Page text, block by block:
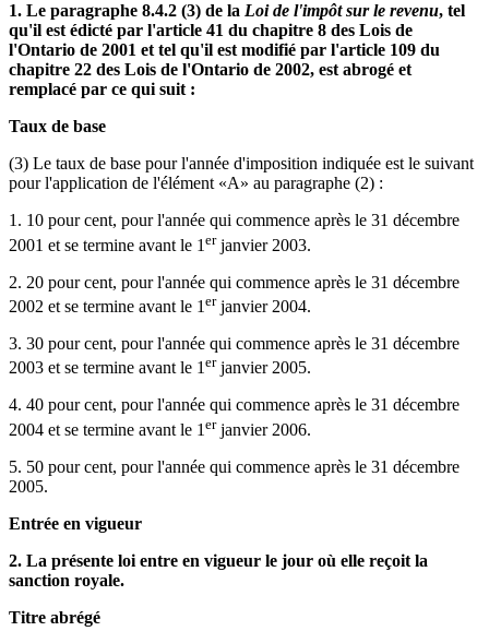
1. Le paragraphe 8.4.2 (3) de la Loi de l'impôt sur le revenu, tel
qu'il est édicté par l'article 41 du chapitre 8 des Lois de
l'Ontario de 2001 et tel qu'il est modifié par l'article 109 du
chapitre 22 des Lois de l'Ontario de 2002, est abrogé et
remplacé par ce qui suit :
Taux de base
(3) Le taux de base pour l'année d'imposition indiquée est le suivant
pour l'application de l'élément «A» au paragraphe (2) :
1. 10 pour cent, pour l'année qui commence après le 31 décembre
2001 et se termine avant le 1 erjanvier 2003.
2. 20 pour cent, pour l'année qui commence après le 31 décembre
2002 et se termine avant le 1 erjanvier 2004.
3. 30 pour cent, pour l'année qui commence après le 31 décembre
2003 et se termine avant le 1erjanvier 2005.
4. 40 pour cent, pour l'année qui commence après le 31 décembre
2004 et se termine avant le 1 erjanvier 2006.
5. 50 pour cent, pour l'année qui commence après le 31 décembre
2005.
Entrée en vigueur
2. La présente loi entre en vigueur le jour où elle reçoit la
sanction royale.
Titre abrégé